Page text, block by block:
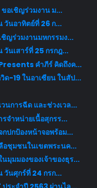
อเชิญร่วมงาน ม...
วันอาทิตย์ที่ 26 ก...
ญร่วมงานมหกรรมง...
นเสาร์ที่ 25 กรกฎ...
คำภีร์ คิดถึงค...
-19 ในอาเซียน ในสัป...
นการฉีด และช่วงเวล...
รจำหน่ายเนื้อสุกรร...
ปกป้องหน้าจอพร้อม...
อชุมชนในเขตพระนค...
มุมมองของเจ้าของธุร...
วันศุกร์ที่ 24 กรก...